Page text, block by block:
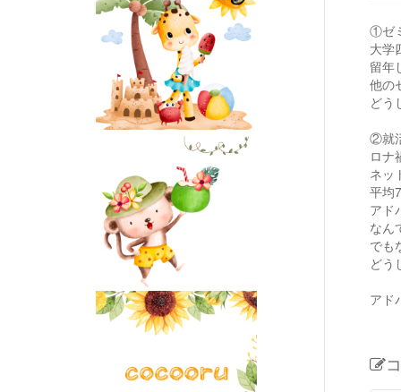
①ゼ
大学
留年
他の
どう
②就
ロナ
ネッ
平均
アド
なん
でも
どう
アド